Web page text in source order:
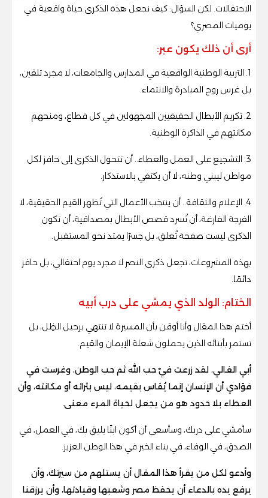
الاحتفالات. لكن السؤال: كيف نجعل هذه الذكرى حياة واقعية في
يوميات المصري؟
أرى أن ذلك يكون عبر:
1. التربية الوطنية الواقعية في المدارس والجامعات، لا مجرد تلقين،
بل غرس روح المبادرة والانتماء.
2. تكريم الأبطال الحقيقيين المجهولين في كل قطاع، ومنحهم
مكانتهم في الذاكرة الوطنية.
3. التشجيع على العمل والعطاء.. أن تتحول الذكرى إلى حافز لكل
مواطن ليبني وطنه، لا أن يكتفي بالاستذكار.
4. الإعلام والثقافة.. أن ينتخب الأعمال التي تُظهر القيم الحقيقية، لا
الفرجة الفارغة، أن تُسرد قصص الأبطال بمصداقية، أن تكون
الذكرى ليست صفحة تُغلق، بل جسرًا يمتد نحو المستقبل.
بهذه المشروعات، تجعل ذكرى النصر لا مجرد يوم احتفالي، بل حافز
دائمًا.
الختام: الولد الذي يمشي على درب أبيه
أختم هذا المقال وأنا أوقن بأن المسيرة لا تنتهي برحيل الظِل، بل
تستمر بأبنائه الذين يحملون شعلة الإيمان والقيم.
أبي الغالي، لقد زرعت فيّ حب الله ثم حب الوطن، وغرست في
فؤادي أن الإنسان إنما يُقاس بقيمه، ليس بثرائه أو مكانته، وأن
العطاء بلا حدود هو من يجعل لحياة المرء معنى.
سأمشي على دربك، وسأسعى أن أكون ابنًا يليق بك، في العمل، في
الصدق، في الوفاء، في بناء الخير في هذا الوطن العزيز.
وأدعو لكل من يقرأ هذا المقال أن يستلهم من سيرتك، وأن
يرفع يده بالدعاء أن يحفظ مصر وشعبها وقيادتها، وأن يرزقنا